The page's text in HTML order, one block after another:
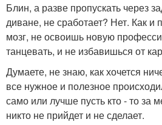
Блин, а разве пропускать через
диване, не сработает? Нет. Как и
мозг, не освоишь новую
танцевать, и не избавишься от
Думаете, не знаю, как хочется
все нужное и полезное
само или лучше пусть кто - то за
никто не прийдет и не сделает.